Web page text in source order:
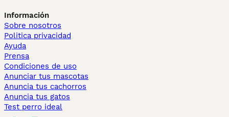
Información
Sobre nosotros
Politica privacidad
Ayuda
Prensa
Condiciones de uso
Anunciar tus mascotas
Anuncia tus cachorros
Anuncia tus gatos
Test perro ideal